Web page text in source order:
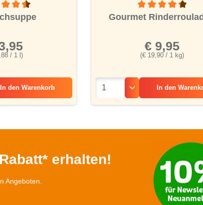
Bewertung von 4.4 von 5 Sternen
/ 1 l)
In den Warenkorb
Durchschnittliche
Gourmet
(€ 19,90 / 1 kg)
€ 9,95
In den
erhalten!
Angeboten.